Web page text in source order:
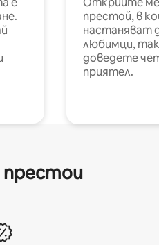
престой, в
настаняват
любимци,
доведете
приятел.
престои